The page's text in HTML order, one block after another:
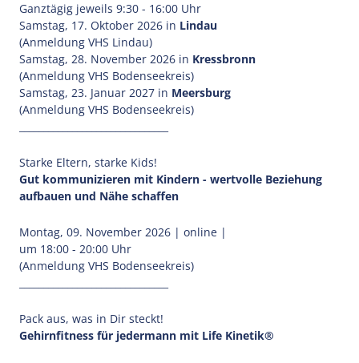
Ganztägig jeweils 9:30 - 16:00 Uhr
Samstag, 17. Oktober 2026 in Lindau
(Anmeldung VHS Lindau)
Samstag, 28. November 2026 in Kressbronn
(Anmeldung VHS Bodenseekreis)
Samstag, 23. Januar 2027 in Meersburg
(Anmeldung VHS Bodenseekreis)
Starke Eltern, starke Kids!
Gut kommunizieren mit Kindern - wertvolle Beziehung
aufbauen und Nähe schaffen
Montag, 09. November 2026 | online |
um 18:00 - 20:00 Uhr
(Anmeldung VHS Bodenseekreis)
Pack aus, was in Dir steckt!
Gehirnfitness für jedermann mit Life Kinetik®